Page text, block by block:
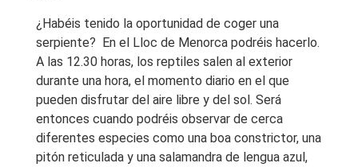
¿Habéis tenido la oportunidad de coger una
serpiente? En el Lloc de Menorca podréis hacerlo.
A las 12.30 horas, los reptiles salen al exterior
durante una hora, el momento diario en el que
pueden disfrutar del aire libre y del sol. Será
entonces cuando podréis observar de cerca
diferentes especies como una boa constrictor, una
pitón reticulada y una salamandra de lengua azul,